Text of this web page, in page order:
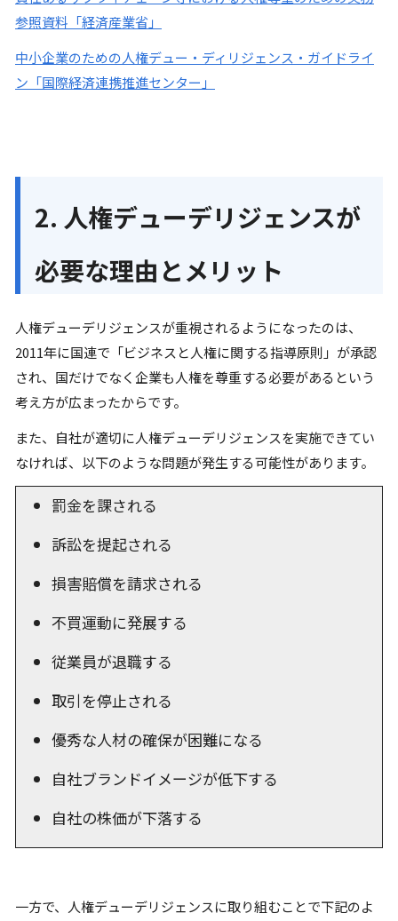
参照資料「経済産業省」
中小企業のための人権デュー・ディリジェンス・ガイドライ
ン「国際経済連携推進センター」
2. 人権デューデリジェンスが
必要な理由とメリット
人権デューデリジェンスが重視されるようになったのは、
2011年に国連で「ビジネスと人権に関する指導原則」が承認
され、国だけでなく企業も人権を尊重する必要があるという
考え方が広まったからです。
また、自社が適切に人権デューデリジェンスを実施できてい
なければ、以下のような問題が発生する可能性があります。
罰金を課される
訴訟を提起される
損害賠償を請求される
不買運動に発展する
従業員が退職する
取引を停止される
優秀な人材の確保が困難になる
自社ブランドイメージが低下する
自社の株価が下落する
一方で、人権デューデリジェンスに取り組むことで下記のよ